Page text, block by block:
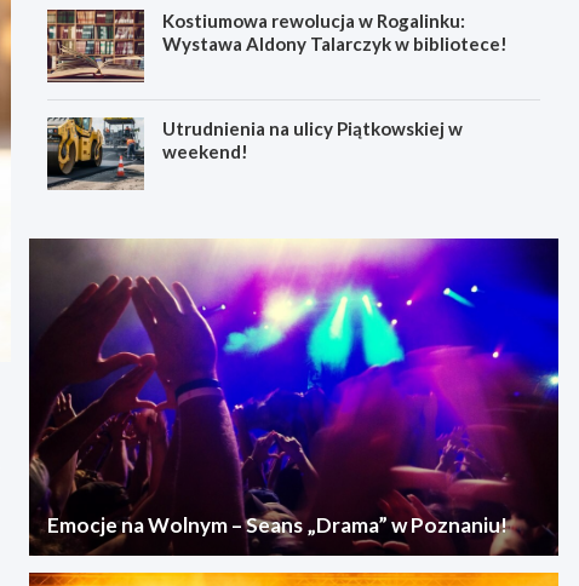
Kostiumowa rewolucja w Rogalinku:
Wystawa Aldony Talarczyk w bibliotece!
Utrudnienia na ulicy Piątkowskiej w
weekend!
Emocje na Wolnym – Seans „Drama” w Poznaniu!